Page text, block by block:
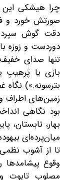
چرا هیشکی
صورتش خورد و
دقت گوش
دوردست و زوزه
تنها صدای
بازی یا
بترسونه.»)
زمین‌های اطراف
بود نگاهی
بهار، تابستان،
میان‌پرده‌ای
تا از آشوب
وقوع پیشامدها
مصلوبِ تابوت و